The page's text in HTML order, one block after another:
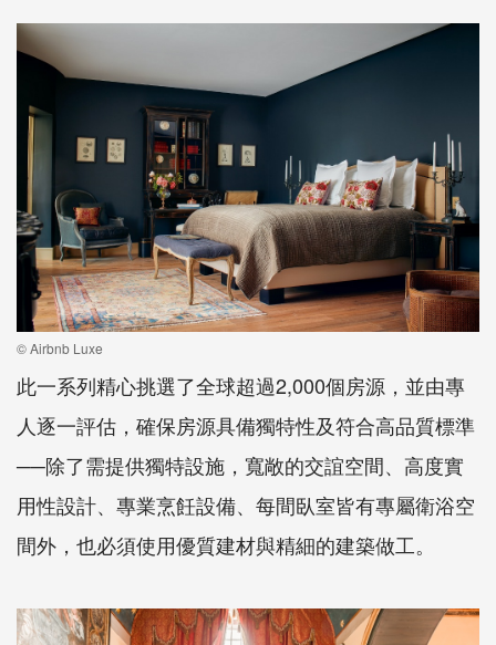
© Airbnb Luxe
此一系列精心挑選了全球超過2,000個房源，並由專
人逐一評估，確保房源具備獨特性及符合高品質標準
──除了需提供獨特設施，寬敞的交誼空間、高度實
用性設計、專業烹飪設備、每間臥室皆有專屬衛浴空
間外，也必須使用優質建材與精細的建築做工。